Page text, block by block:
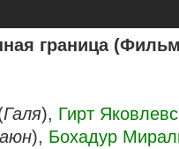
граница
Галя), Гирт Яковлевс
), Бохадур